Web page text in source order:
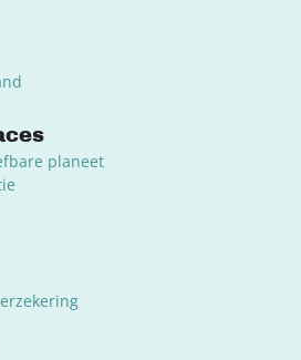
planeet